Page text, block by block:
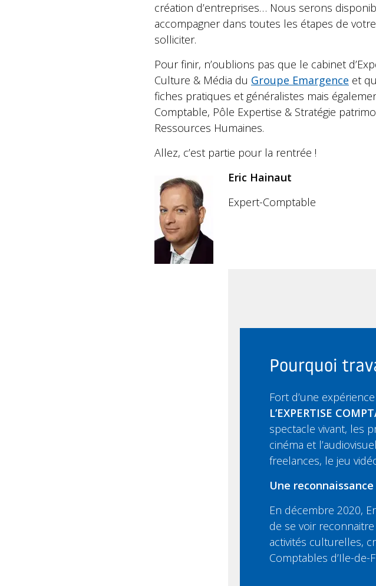
création d’entreprises… Nous serons
accompagner dans toutes les étapes de
solliciter.
Pour finir, n’oublions pas que le cabinet
Culture & Média du Groupe Emargence et
fiches pratiques et généralistes mais
Comptable, Pôle Expertise & Stratégie
Ressources Humaines.
Allez, c’est partie pour la rentrée !
Eric Hainaut
Expert-Comptable
Pourquoi
Fort d’une
L’EXPERTISE
spectacle vivant, les
cinéma et
freelances, le jeu
Une
En décembre 2020,
de se voir
activités culturelles,
Comptables d’Ile-de-